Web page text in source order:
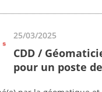
25/03/2025
CDD /
pour un poste